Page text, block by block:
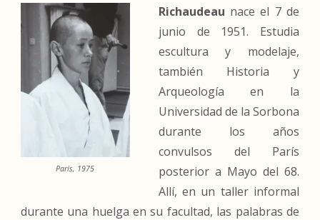
París, 1975
Richaudeau nace el 7 de
junio de 1951. Estudia
escultura y modelaje,
también Historia y
Arqueología en la
Universidad de la Sorbona
durante los años
convulsos del París
posterior a Mayo del 68.
Allí, en un taller informal
durante una huelga en su facultad, las palabras de